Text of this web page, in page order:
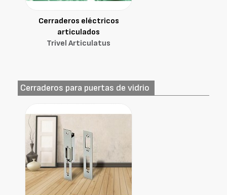
Cerraderos eléctricos
articulados
Trivel Articulatus
Cerraderos para puertas de vidrio